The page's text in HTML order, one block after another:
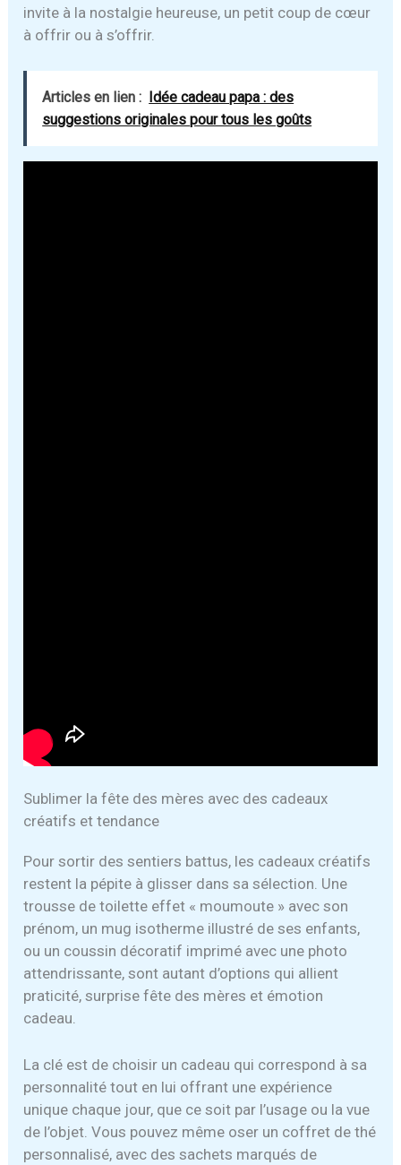
invite à la nostalgie heureuse, un petit coup de cœur
à offrir ou à s’offrir.
Articles en lien : Idée cadeau papa : des
suggestions originales pour tous les goûts
Sublimer la fête des mères avec des cadeaux
créatifs et tendance
Pour sortir des sentiers battus, les cadeaux créatifs
restent la pépite à glisser dans sa sélection. Une
trousse de toilette effet « moumoute » avec son
prénom, un mug isotherme illustré de ses enfants,
ou un coussin décoratif imprimé avec une photo
attendrissante, sont autant d’options qui allient
praticité, surprise fête des mères et émotion
cadeau.
La clé est de choisir un cadeau qui correspond à sa
personnalité tout en lui offrant une expérience
unique chaque jour, que ce soit par l’usage ou la vue
de l’objet. Vous pouvez même oser un coffret de thé
personnalisé, avec des sachets marqués de